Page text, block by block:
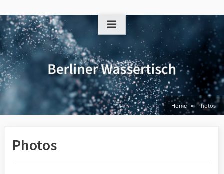
to
content
Home Photos
Photos